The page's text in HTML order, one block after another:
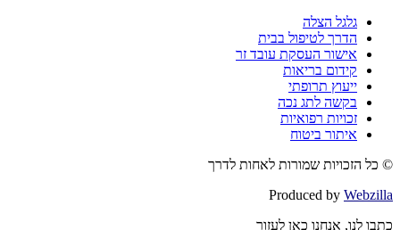
גלגל הצלה
הדרך לטיפול בבית
אישור העסקת עובד זר
קידום בריאות
ייעוץ תרופתי
בקשה לתג נכה
זכויות רפואיות
איתור ביטוח
© כל הזכויות שמורות לאחות לדרך
Produced by Webzilla
כתבו לנו, אנחנו כאן לעזור